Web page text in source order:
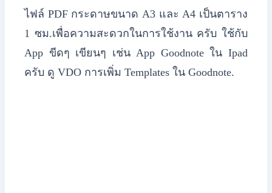
ไฟล์ PDF กระดาษขนาด A3 และ A4 เป็นตาราง
1 ซม.เพื่อความสะดวกในการใช้งาน ครับ ใช้กับ
App ขีดๆ เขียนๆ เช่น App Goodnote ใน Ipad
ครับ ดู VDO การเพิ่ม Templates ใน Goodnote.